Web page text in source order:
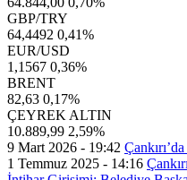
GBP/TRY
64,4492 0,41%
EUR/USD
1,1567 0,36%
BRENT
82,63 0,17%
ÇEYREK ALTIN
10.889,99 2,59%
9 Mart 2026 - 19:42
1 Temmuz 2025 - 14:16